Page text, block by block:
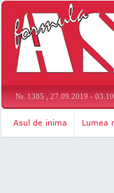
Nr. 1385 , 27.09.2019 -
Asul de inima Lumea